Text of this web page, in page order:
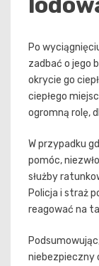
Po
zadbać o jego
okrycie go
ciepłego
ogromną rolę,
W przypadku
pomóc,
służby
Policja i straż
reagować na
niebezpieczny